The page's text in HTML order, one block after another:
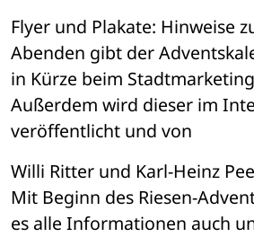
Flyer und Plakate: Hinweise
Abenden gibt der
in Kürze beim
Außerdem wird dieser im
veröffentlicht und von
Willi Ritter und Karl-Heinz
Mit Beginn des Riesen-
es alle Informationen auch